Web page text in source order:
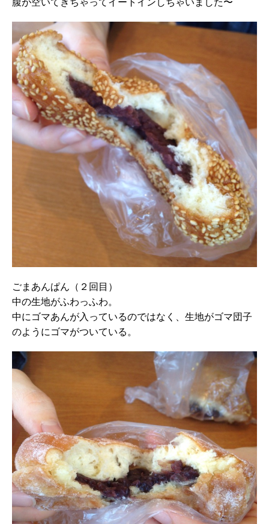
ごまあんぱん（２回目）
中の生地がふわっふわ。
中にゴマあんが入っているのではなく、生地がゴマ団子
のようにゴマがついている。